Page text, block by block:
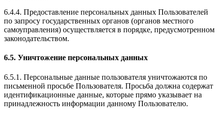
6.4.4. Предоставление персональных данных Пользователей
по запросу государственных органов (органов местного
самоуправления) осуществляется в порядке, предусмотренном
законодательством.
6.5. Уничтожение персональных данных
6.5.1. Персональные данные пользователя уничтожаются по
письменной просьбе Пользователя. Просьба должна содержат
идентификационные данные, которые прямо указывает на
принадлежность информации данному Пользователю.